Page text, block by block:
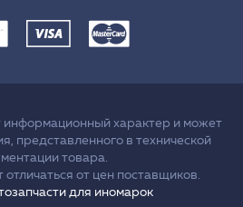
информационный характер и может
представленного в технической
товара.
отличаться от цен поставщиков.
для иномарок